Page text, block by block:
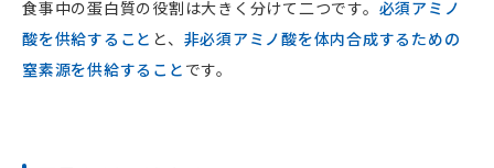
食事中の蛋白質の役割は大きく分けて二つです。 必須アミノ
酸を供給すること と、 非必須アミノ酸を体内合成するための
窒素源を供給すること です。